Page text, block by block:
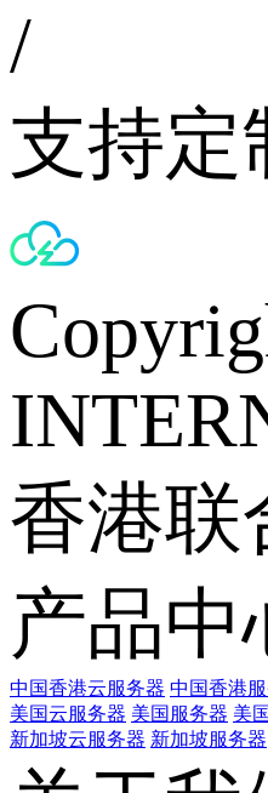
/
支持定
香港联
产品中
中国香港云服务器 中国香港
美国云服务器 美国服务器 美
新加坡云服务器 新加坡服务器